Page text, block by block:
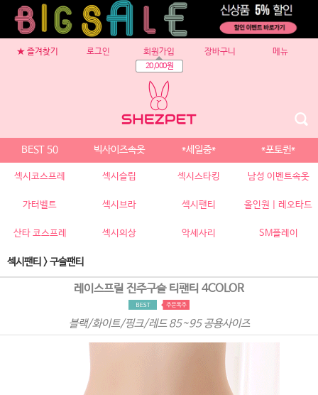
★ 즐겨찾기 로그인 회원가입
20,000원
장바구니 메뉴
BEST 50 빅사이즈속옷 *세일중* *포토퀸*
섹시코스프레 섹시슬립 섹시스타킹 남성 이벤트속옷
가터벨트 섹시브라 섹시팬티 올인원 | 레오타드
산타 코스프레 섹시의상 악세사리 SM플레이
섹시팬티 >구슬팬티
레이스프릴 진주구슬 티팬티 4COLOR
블랙/화이트/핑크/레드 85~95 공용사이즈